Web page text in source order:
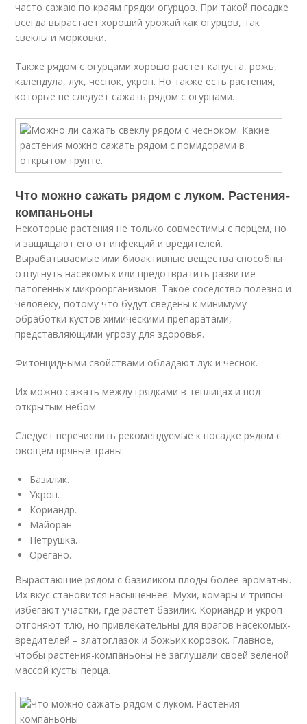
часто сажаю по краям грядки огурцов. При такой посадке
всегда вырастает хороший урожай как огурцов, так
свеклы и морковки.
Также рядом с огурцами хорошо растет капуста, рожь,
календула, лук, чеснок, укроп. Но также есть растения,
которые не следует сажать рядом с огурцами.
Что можно сажать рядом с луком. Растения-
компаньоны
Некоторые растения не только совместимы с перцем, но
и защищают его от инфекций и вредителей.
Вырабатываемые ими биоактивные вещества способны
отпугнуть насекомых или предотвратить развитие
патогенных микроорганизмов. Такое соседство полезно и
человеку, потому что будут сведены к минимуму
обработки кустов химическими препаратами,
представляющими угрозу для здоровья.
Фитонцидными свойствами обладают лук и чеснок.
Их можно сажать между грядками в теплицах и под
открытым небом.
Следует перечислить рекомендуемые к посадке рядом с
овощем пряные травы:
Базилик.
Укроп.
Кориандр.
Майоран.
Петрушка.
Орегано.
Вырастающие рядом с базиликом плоды более ароматны.
Их вкус становится насыщеннее. Мухи, комары и трипсы
избегают участки, где растет базилик. Кориандр и укроп
отгоняют тлю, но привлекательны для врагов насекомых-
вредителей – златоглазок и божьих коровок. Главное,
чтобы растения-компаньоны не заглушали своей зеленой
массой кусты перца.